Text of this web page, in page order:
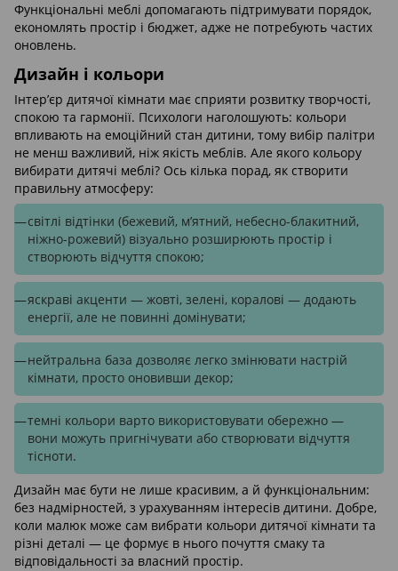
Функціональні меблі допомагають підтримувати порядок,
економлять простір і бюджет, адже не потребують частих
оновлень.
Дизайн і кольори
Інтер’єр дитячої кімнати має сприяти розвитку творчості,
спокою та гармонії. Психологи наголошують: кольори
впливають на емоційний стан дитини, тому вибір палітри
не менш важливий, ніж якість меблів. Але якого кольору
вибирати дитячі меблі? Ось кілька порад, як створити
правильну атмосферу:
світлі відтінки (бежевий, м’ятний, небесно-блакитний,
ніжно-рожевий) візуально розширюють простір і
створюють відчуття спокою;
яскраві акценти — жовті, зелені, коралові — додають
енергії, але не повинні домінувати;
нейтральна база дозволяє легко змінювати настрій
кімнати, просто оновивши декор;
темні кольори варто використовувати обережно —
вони можуть пригнічувати або створювати відчуття
тісноти.
Дизайн має бути не лише красивим, а й функціональним:
без надмірностей, з урахуванням інтересів дитини. Добре,
коли малюк може сам вибрати кольори дитячої кімнати та
різні деталі — це формує в нього почуття смаку та
відповідальності за власний простір.